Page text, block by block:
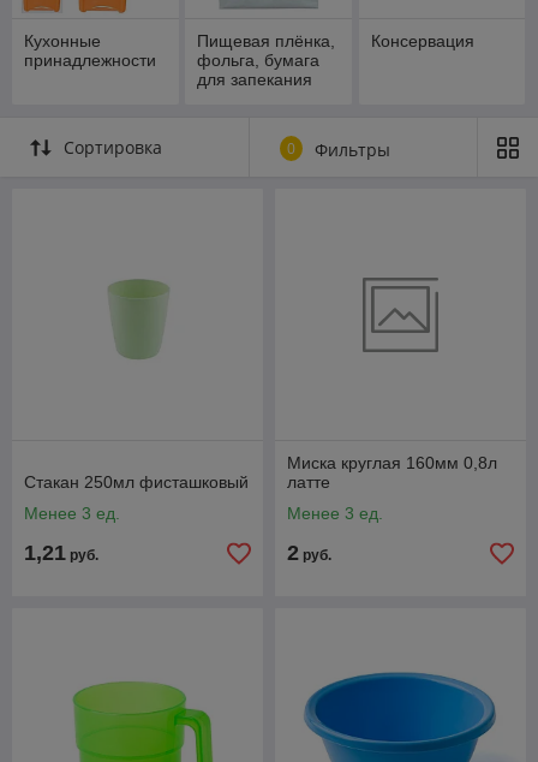
Кухонные
принадлежности
Пищевая плёнка,
фольга, бумага
для запекания
Консервация
Сортировка 0 Фильтры
Стакан 250мл фисташковый
Менее 3 ед.
1,21 руб.
Миска круглая 160мм 0,8л
латте
Менее 3 ед.
2 руб.